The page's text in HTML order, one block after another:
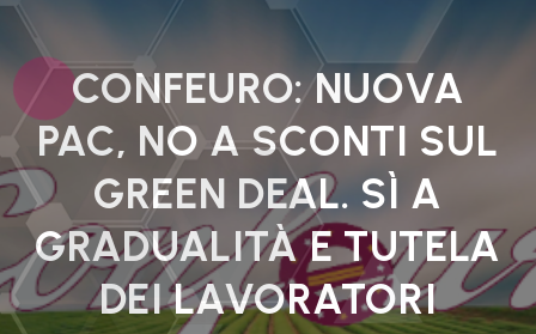
t
CONFEURO: NUOVA
PAC, NO A SCONTI SUL
GREEN DEAL. SÌ A
GRADUALITÀ E TUTELA
DEI LAVORATORI